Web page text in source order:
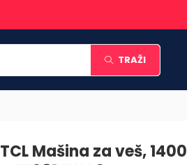
TRAŽI
TCL Mašina za veš,